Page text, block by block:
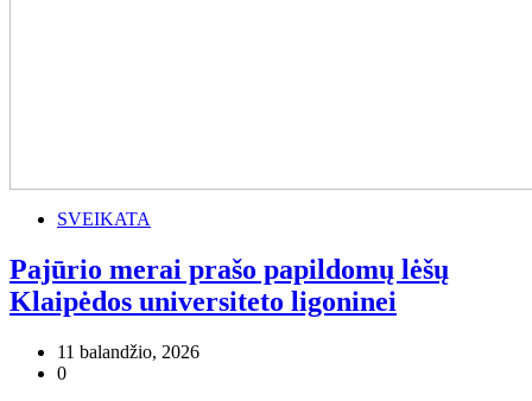
SVEIKATA
Pajūrio merai prašo papildomų lėšų
Klaipėdos universiteto ligoninei
11 balandžio, 2026
0